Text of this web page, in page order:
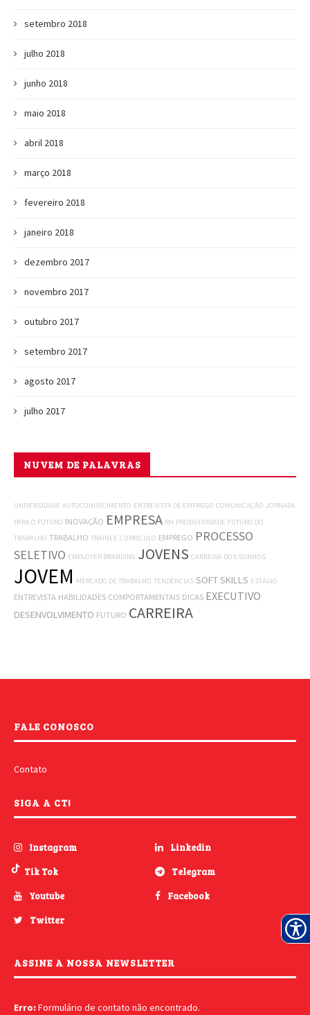
setembro 2018
julho 2018
junho 2018
maio 2018
abril 2018
março 2018
fevereiro 2018
janeiro 2018
dezembro 2017
novembro 2017
outubro 2017
setembro 2017
agosto 2017
julho 2017
NUVEM DE PALAVRAS
UNIVERSIDADE AUTOCONHECIMENTO ENTREVISTA DE EMPREGO COMUNICAÇÃO JORNADA
PARA O FUTURO INOVAÇÃO EMPRESA RH PRODUTIVIDADE FUTURO DO
TRABALHO TRABALHO TRAINEE CURRÍCULO EMPREGO PROCESSO
SELETIVO EMPLOYER BRANDING JOVENS CARREIRA DOS SONHOS
JOVEM MERCADO DE TRABALHO TENDÊNCIAS SOFT SKILLS ESTÁGIO
ENTREVISTA HABILIDADES COMPORTAMENTAIS DICAS EXECUTIVO
DESENVOLVIMENTO FUTURO CARREIRA
FALE CONOSCO
Contato
SIGA A CT!
Instagram
Linkedin
Tik Tok
Telegram
Youtube
Facebook
Twitter
ASSINE A NOSSA NEWSLETTER
Erro: Formulário de contato não encontrado.